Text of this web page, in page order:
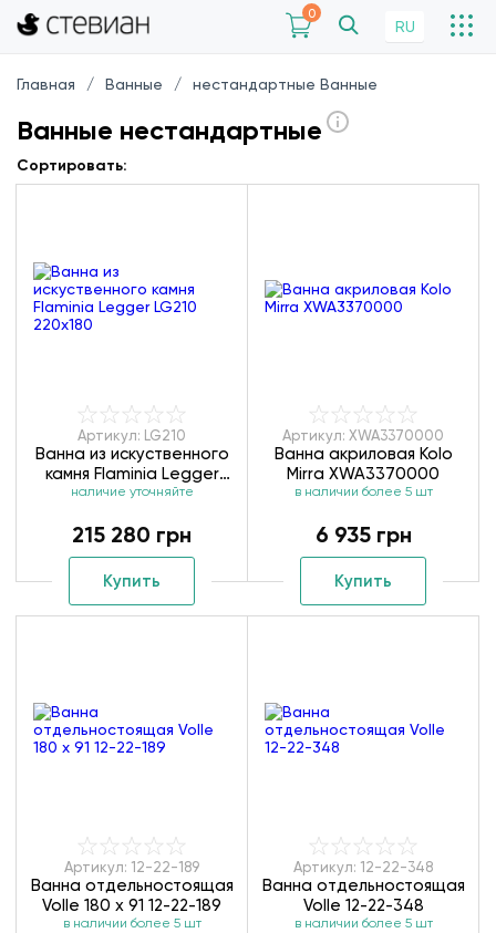
0
RU
Главная Ванные нестандартные Ванные
Ванные нестандартные
Сортировать:
Артикул: LG210
Ванна из искуственного
камня Flaminia Legger
LG210 220х180
наличие уточняйте
215 280 грн
Купить
Артикул: XWA3370000
Ванна акриловая Kolo
Mirra XWA3370000
в наличии более 5 шт
6 935 грн
Купить
Артикул: 12-22-189
Ванна отдельностоящая
Volle 180 x 91 12-22-189
в наличии более 5 шт
Артикул: 12-22-348
Ванна отдельностоящая
Volle 12-22-348
в наличии более 5 шт